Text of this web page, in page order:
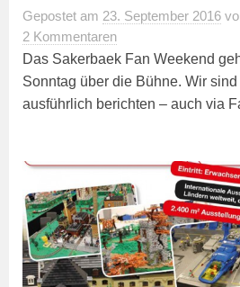
Gepostet am 23. September 2016
2 Kommentaren
Das Sakerbaek Fan Weekend
Sonntag über die Bühne. Wir
ausführlich berichten – auch via